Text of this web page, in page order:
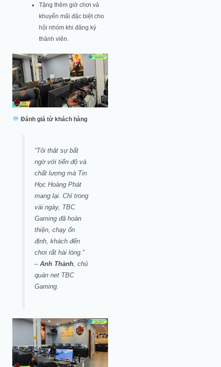
Tặng thêm giờ chơi và
khuyến mãi đặc biệt cho
hội nhóm khi đăng ký
thành viên.
Đánh giá từ khách hàng
“Tôi thật sự bất
ngờ với tiến độ và
chất lượng mà Tin
Học Hoàng Phát
mang lại. Chỉ trong
vài ngày, TBC
Gaming đã hoàn
thiện, chạy ổn
định, khách đến
chơi rất hài lòng.”
– Anh Thành, chủ
quán net TBC
Gaming.